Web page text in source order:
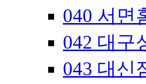
040 서면
042 대구
043 대신